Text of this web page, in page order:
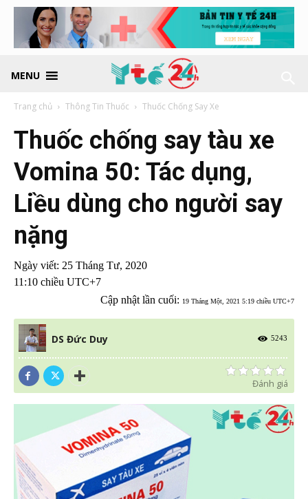
MENU
Trang chủ Thông Tin Thuốc Thuốc Chống Say Xe
Thuốc chống say tàu xe
Vomina 50: Tác dụng,
Liều dùng cho người say
nặng
Ngày viết: 25 Tháng Tư, 2020
11:10 chiều UTC+7
Cập nhật lần cuối: 19 Tháng Một, 2021 5:19 chiều UTC+7
DS Đức Duy 5243
Đánh giá